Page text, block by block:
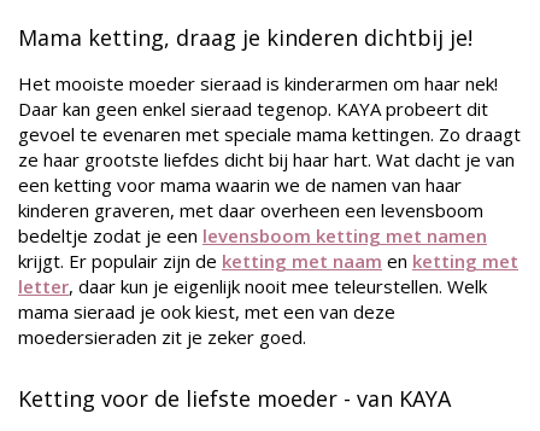
Mama ketting, draag je kinderen dichtbij je!
Het mooiste moeder sieraad is kinderarmen om haar nek!
Daar kan geen enkel sieraad tegenop. KAYA probeert dit
gevoel te evenaren met speciale mama kettingen. Zo draagt
ze haar grootste liefdes dicht bij haar hart. Wat dacht je van
een ketting voor mama waarin we de namen van haar
kinderen graveren, met daar overheen een levensboom
bedeltje zodat je een levensboom ketting met namen
krijgt. Er populair zijn de ketting met naam en ketting met
letter, daar kun je eigenlijk nooit mee teleurstellen. Welk
mama sieraad je ook kiest, met een van deze
moedersieraden zit je zeker goed.
Ketting voor de liefste moeder - van KAYA